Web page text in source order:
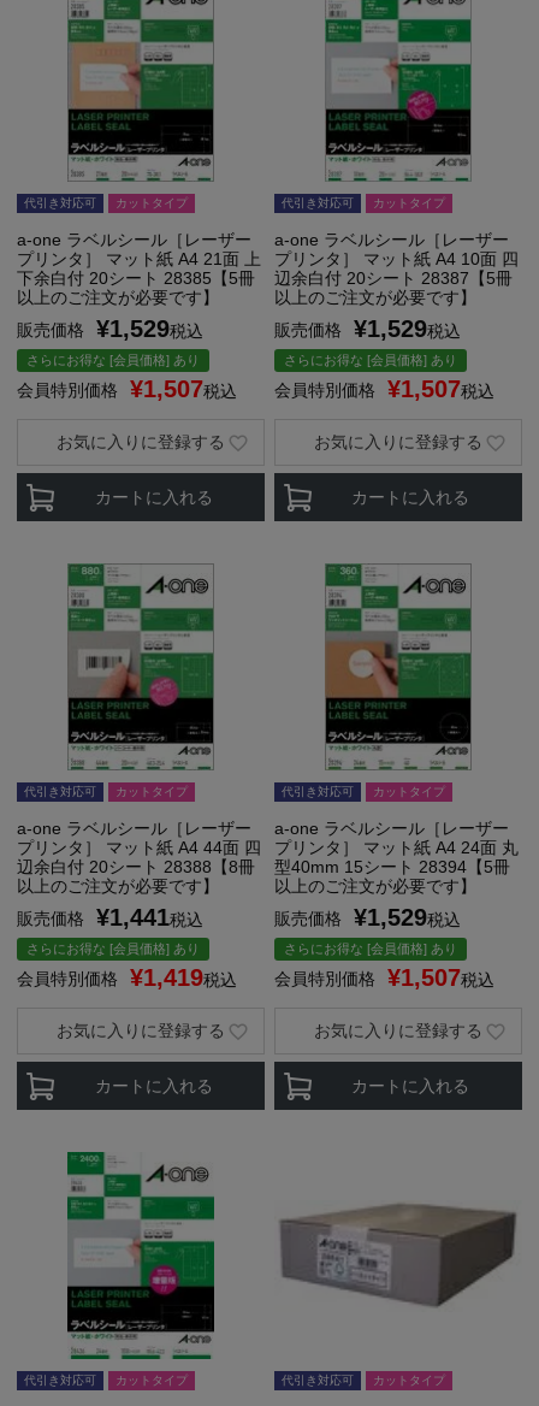
代引き対応可 カットタイプ
a-one ラベルシール［レーザー
プリンタ］ マット紙 A4 21面 上
下余白付 20シート 28385【5冊
以上のご注文が必要です】
販売価格
¥1,529税込
さらにお得な [会員価格] あり
会員特別価格 ¥1,507税込
カートに入れる
お気に入りに登録する
代引き対応可 カットタイプ
a-one ラベルシール［レーザー
プリンタ］ マット紙 A4 10面 四
辺余白付 20シート 28387【5冊
以上のご注文が必要です】
販売価格
¥1,529税込
さらにお得な [会員価格] あり
会員特別価格 ¥1,507税込
カートに入れる
お気に入りに登録する
代引き対応可 カットタイプ
a-one ラベルシール［レーザー
プリンタ］ マット紙 A4 44面 四
辺余白付 20シート 28388【8冊
以上のご注文が必要です】
販売価格
¥1,441税込
さらにお得な [会員価格] あり
会員特別価格 ¥1,419税込
カートに入れる
お気に入りに登録する
代引き対応可 カットタイプ
a-one ラベルシール［レーザー
プリンタ］ マット紙 A4 24面 丸
型40mm 15シート 28394【5冊
以上のご注文が必要です】
販売価格
¥1,529税込
さらにお得な [会員価格] あり
会員特別価格 ¥1,507税込
カートに入れる
お気に入りに登録する
代引き対応可 カットタイプ 代引き対応可 カットタイプ